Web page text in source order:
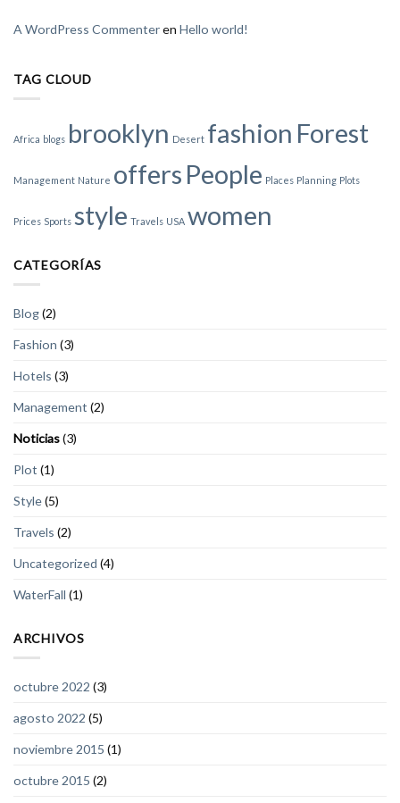
A WordPress Commenteren Hello world!
TAG CLOUD
Africa blogs brooklyn Desert fashion Forest
Management Nature offers People Places Planning Plots
Prices Sports style Travels USA women
CATEGORÍAS
Blog(2)
Fashion (3)
Hotels (3)
Management (2)
Noticias(3)
Plot (1)
Style(5)
Travels (2)
Uncategorized (4)
WaterFall (1)
ARCHIVOS
octubre 2022 (3)
agosto 2022 (5)
noviembre 2015 (1)
octubre 2015 (2)